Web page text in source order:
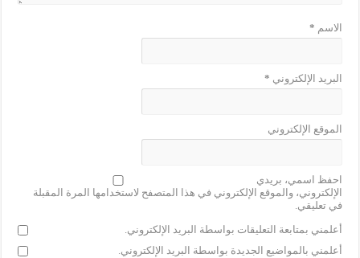
الاسم *
البريد الإلكتروني *
الموقع الإلكتروني
احفظ اسمي، بريدي
الإلكتروني، والموقع الإلكتروني في هذا المتصفح لاستخدامها المرة المقبلة
في تعليقي.
أعلمني بمتابعة التعليقات بواسطة البريد الإلكتروني.
أعلمني بالمواضيع الجديدة بواسطة البريد الإلكتروني.